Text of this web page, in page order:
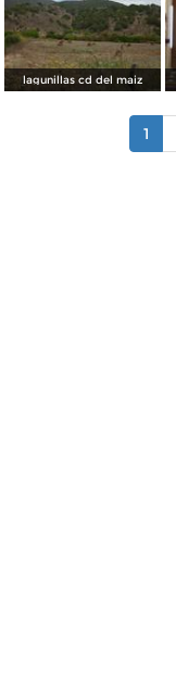
lagunillas cd del maiz
1